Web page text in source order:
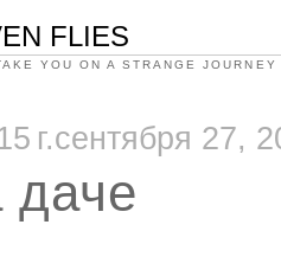
FLIES
YOU ON A STRANGE JOURNEY
г.сентября 27,
даче